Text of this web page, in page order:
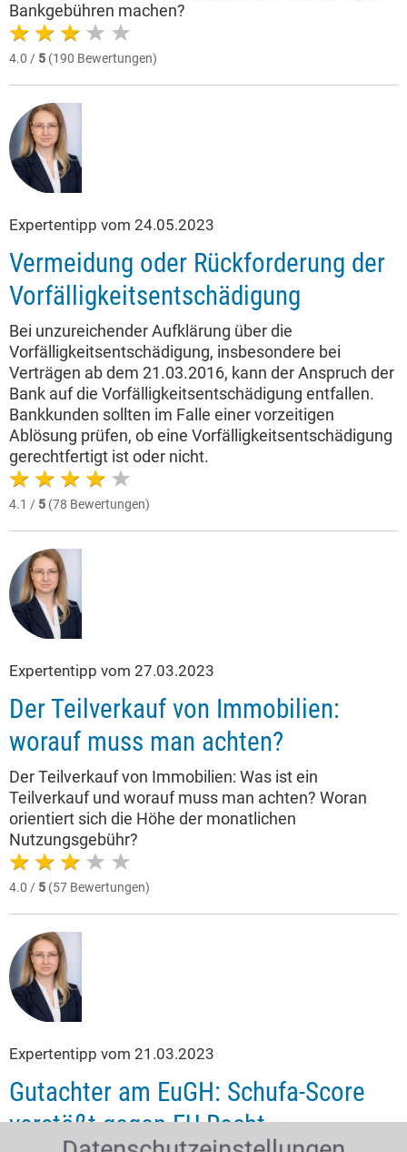
Bankgebühren machen?
4.0 / 5 (190 Bewertungen)
Expertentipp vom 24.05.2023
Vermeidung oder Rückforderung der
Vorfälligkeitsentschädigung
Bei unzureichender Aufklärung über die
Vorfälligkeitsentschädigung, insbesondere bei
Verträgen ab dem 21.03.2016, kann der Anspruch der
Bank auf die Vorfälligkeitsentschädigung entfallen.
Bankkunden sollten im Falle einer vorzeitigen
Ablösung prüfen, ob eine Vorfälligkeitsentschädigung
gerechtfertigt ist oder nicht.
4.1 / 5 (78 Bewertungen)
Expertentipp vom 27.03.2023
Der Teilverkauf von Immobilien:
worauf muss man achten?
Der Teilverkauf von Immobilien: Was ist ein
Teilverkauf und worauf muss man achten? Woran
orientiert sich die Höhe der monatlichen
Nutzungsgebühr?
4.0 / 5 (57 Bewertungen)
Expertentipp vom 21.03.2023
Gutachter am EuGH: Schufa-Score
verstößt gegen EU-Recht